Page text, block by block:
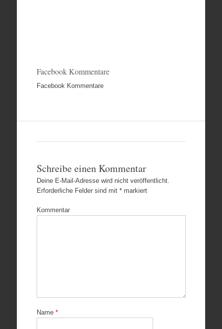
Facebook Kommentare
Facebook Kommentare
Schreibe einen Kommentar
Deine E-Mail-Adresse wird nicht veröffentlicht.
Erforderliche Felder sind mit *markiert
Kommentar
Name *